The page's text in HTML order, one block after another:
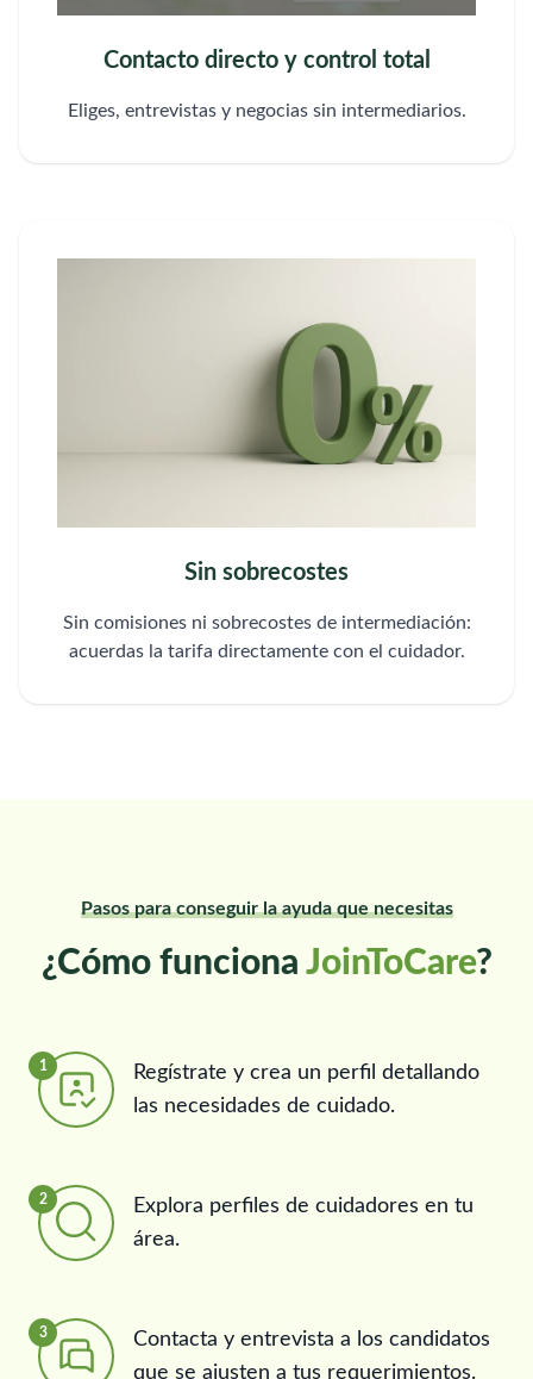
Contacto directo y control total
Eliges, entrevistas y negocias sin intermediarios.
Sin sobrecostes
Sin comisiones ni sobrecostes de intermediación:
acuerdas la tarifa directamente con el cuidador.
Pasos para conseguir la ayuda que necesitas
¿Cómo funciona JoinToCare?
1
Regístrate y crea un perfil detallando
las necesidades de cuidado.
2
Explora perfiles de cuidadores en tu
área.
3
Contacta y entrevista a los candidatos
que se ajusten a tus requerimientos.